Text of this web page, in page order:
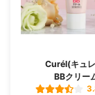
Curél(キュ
BBクリー